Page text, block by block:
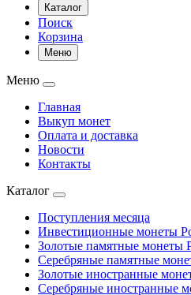
Каталог
Поиск
Корзина
Меню
Меню
Главная
Выкуп монет
Оплата и доставка
Новости
Контакты
Каталог
Поступления месяца
Инвестиционные монеты
Золотые памятные монеты
Серебряные памятные
Золотые иностранные
Серебряные иностранные